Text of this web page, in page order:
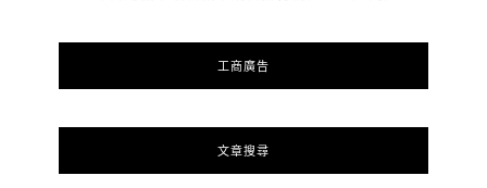
工商廣告
文章搜尋